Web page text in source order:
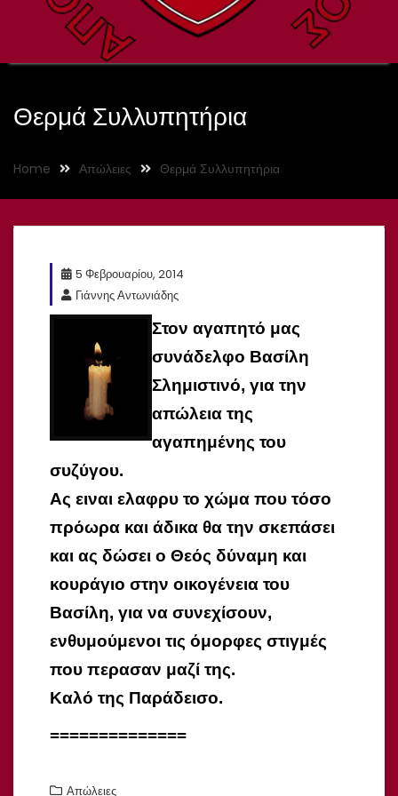
Θερμά Συλλυπητήρια
Home Απώλειες Θερμά Συλλυπητήρια
5 Φεβρουαρίου, 2014
Γιάννης Αντωνιάδης
Στον αγαπητό μας
συνάδελφο Βασίλη
Σλημιστινό, για την
απώλεια της
αγαπημένης του
συζύγου.
Ας ειναι ελαφρυ το χώμα που τόσο
πρόωρα και άδικα θα την σκεπάσει
και ας δώσει ο Θεός δύναμη και
κουράγιο στην οικογένεια του
Βασίλη, για να συνεχίσουν,
ενθυμούμενοι τις όμορφες στιγμές
που περασαν μαζί της.
Καλό της Παράδεισο.
==============
Απώλειες